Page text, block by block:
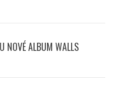
NOVÉ ALBUM WALLS